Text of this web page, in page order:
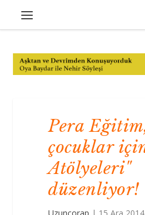
Pera
çocuklar
Atölyeleri"
düzenliyor!